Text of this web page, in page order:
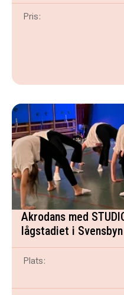
Pris:
Akrodans med
lågstadiet i Svensbyn
Plats: